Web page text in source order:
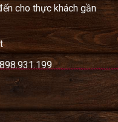
cho thực khách gần